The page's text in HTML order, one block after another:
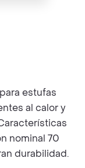
estufas
al calor y
nominal 70
durabilidad.